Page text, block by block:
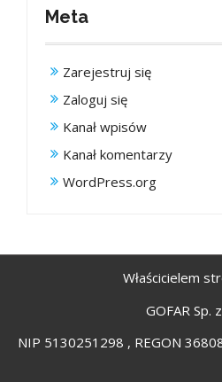
Meta
Zarejestruj się
Zaloguj się
Kanał wpisów
Kanał komentarzy
WordPress.org
Właścicielem
GOFAR Sp.
NIP 5130251298 , REGON